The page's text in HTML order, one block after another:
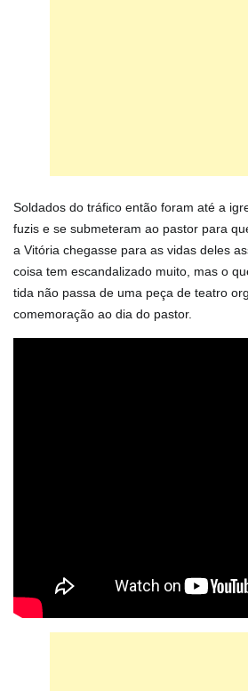
Soldados do tráfico então foram até a
fuzis e se submeteram ao pastor para
a Vitória chegasse para as vidas deles
coisa tem escandalizado muito, mas o
tida não passa de uma peça de teatro
comemoração ao dia do pastor.